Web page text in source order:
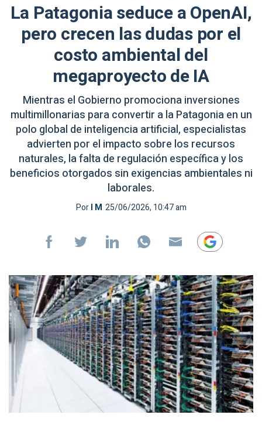
La Patagonia seduce a OpenAI,
pero crecen las dudas por el
costo ambiental del
megaproyecto de IA
Mientras el Gobierno promociona inversiones
multimillonarias para convertir a la Patagonia en un
polo global de inteligencia artificial, especialistas
advierten por el impacto sobre los recursos
naturales, la falta de regulación específica y los
beneficios otorgados sin exigencias ambientales ni
laborales.
PorI M 25/06/2026, 10:47 am